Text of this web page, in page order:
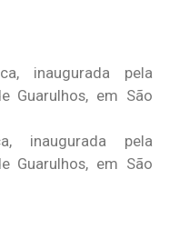
inaugurada pela
Guarulhos, em São